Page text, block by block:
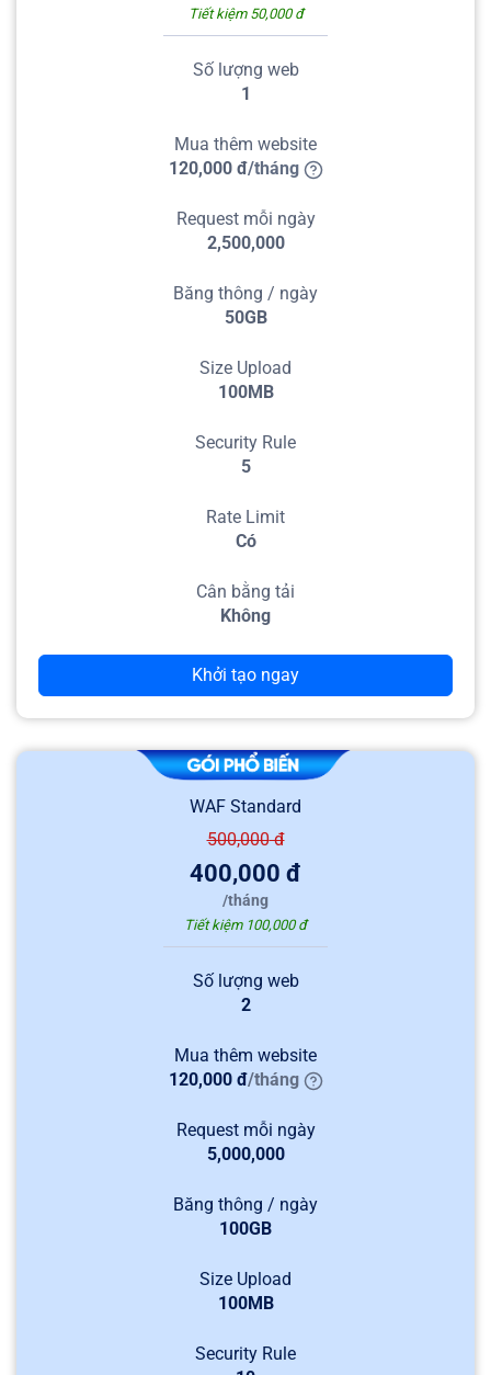
Tiết kiệm 50,000 đ
Số lượng web
1
Mua thêm website
120,000đ/tháng
Request mỗi ngày
2,500,000
Băng thông / ngày
50GB
Size Upload
100MB
Security Rule
5
Rate Limit
Có
Cân bằng tải
Không
Khởi tạo ngay
WAF Standard
500,000đ
400,000 đ
/tháng
Tiết kiệm 100,000 đ
Số lượng web
2
Mua thêm website
120,000đ/tháng
Request mỗi ngày
5,000,000
Băng thông / ngày
100GB
Size Upload
100MB
Security Rule